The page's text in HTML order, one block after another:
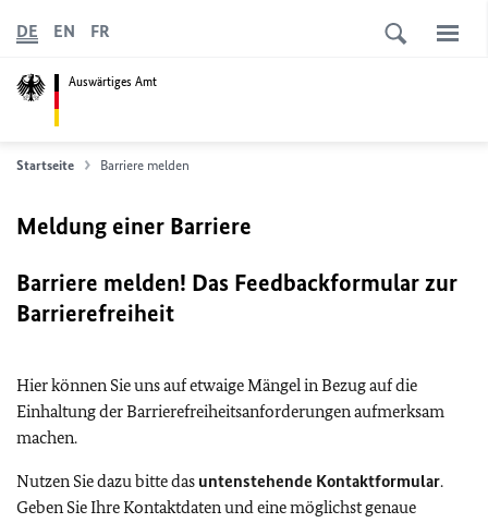
Auswärtiges Amt
DE EN FR
Startseite Barriere melden
Meldung einer Barriere
Barriere melden! Das Feedbackformular zur
Barrierefreiheit
Hier können Sie uns auf etwaige Mängel in Bezug auf die
Einhaltung der Barrierefreiheitsanforderungen aufmerksam
machen.
Nutzen Sie dazu bitte das untenstehende Kontaktformular.
Geben Sie Ihre Kontaktdaten und eine möglichst genaue